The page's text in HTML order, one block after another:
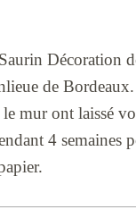
Décoration
de
mur ont laissé
4 semaines